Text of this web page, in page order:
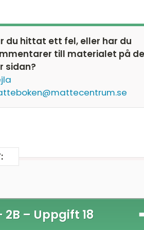
du hittat ett fel, eller har du
till materialet på
sidan?
2B – Uppgift 18